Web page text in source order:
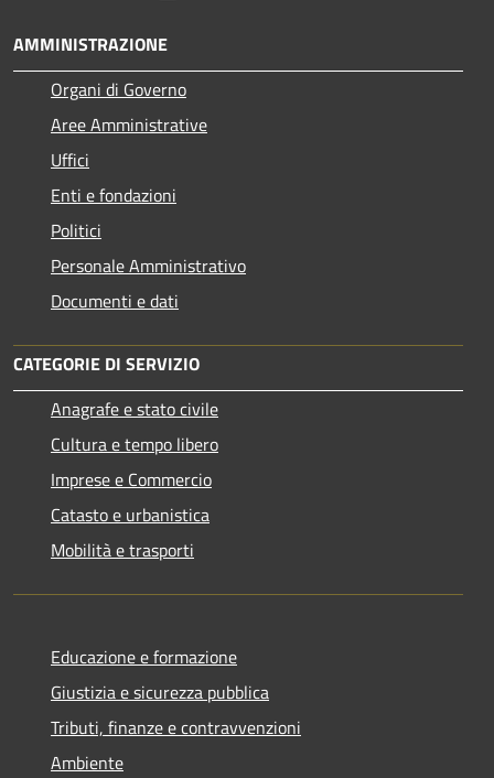
AMMINISTRAZIONE
Organi di Governo
Aree Amministrative
Uffici
Enti e fondazioni
Politici
Personale Amministrativo
Documenti e dati
CATEGORIE DI SERVIZIO
Anagrafe e stato civile
Cultura e tempo libero
Imprese e Commercio
Catasto e urbanistica
Mobilità e trasporti
Educazione e formazione
Giustizia e sicurezza pubblica
Tributi, finanze e contravvenzioni
Ambiente